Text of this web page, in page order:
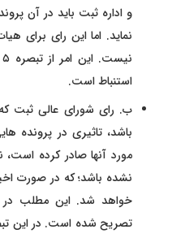
و اداره ثبت باید در آن
نماید. اما این رای برای
استنباط است.
ب. رای شورای عالی ثبت
باشد، تاثیری در پرونده
مورد آنها صادر کرده است،
نشده باشد؛ که در صورت
تصریح شده است. در این